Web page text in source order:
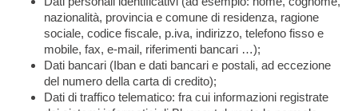
nazionalità, provincia e comune di residenza, ragione
sociale, codice fiscale, p.iva, indirizzo, telefono fisso e
mobile, fax, e-mail, riferimenti bancari …);
Dati bancari (Iban e dati bancari e postali, ad eccezione
del numero della carta di credito);
Dati di traffico telematico: fra cui informazioni registrate